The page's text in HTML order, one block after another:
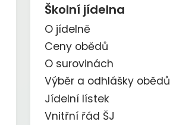
Školní jídelna
O jídelně
Ceny obědů
O surovinách
Výběr a odhlášky obědů
Jídelní lístek
Vnitřní řád ŠJ